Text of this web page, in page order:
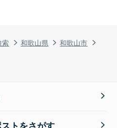
索 和歌山県
和歌山市
トをさがす